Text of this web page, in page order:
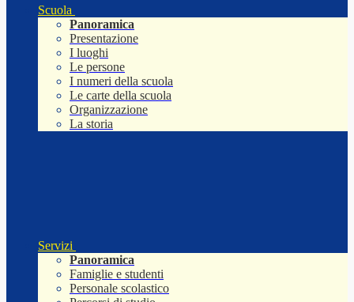
Scuola
Panoramica
Presentazione
I luoghi
Le persone
I numeri della scuola
Le carte della scuola
Organizzazione
La storia
Servizi
Panoramica
Famiglie e studenti
Personale scolastico